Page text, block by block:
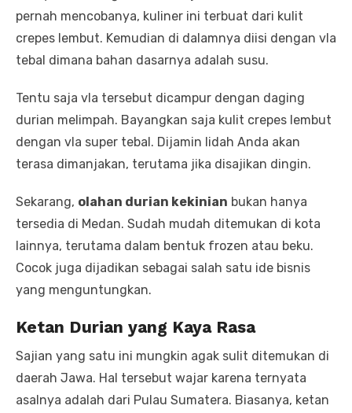
pernah mencobanya, kuliner ini terbuat dari kulit
crepes lembut. Kemudian di dalamnya diisi dengan vla
tebal dimana bahan dasarnya adalah susu.
Tentu saja vla tersebut dicampur dengan daging
durian melimpah. Bayangkan saja kulit crepes lembut
dengan vla super tebal. Dijamin lidah Anda akan
terasa dimanjakan, terutama jika disajikan dingin.
Sekarang, olahan durian kekinian bukan hanya
tersedia di Medan. Sudah mudah ditemukan di kota
lainnya, terutama dalam bentuk frozen atau beku.
Cocok juga dijadikan sebagai salah satu ide bisnis
yang menguntungkan.
Ketan Durian yang Kaya Rasa
Sajian yang satu ini mungkin agak sulit ditemukan di
daerah Jawa. Hal tersebut wajar karena ternyata
asalnya adalah dari Pulau Sumatera. Biasanya, ketan